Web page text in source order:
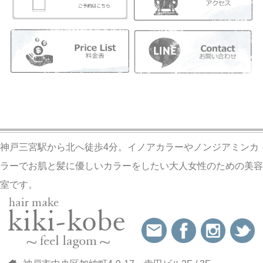
神戸三宮駅から北へ徒歩4分。イノアカラーやノンジアミンカ
ラーでお肌と髪に優しいカラーをしたい大人女性のための美容
室です。